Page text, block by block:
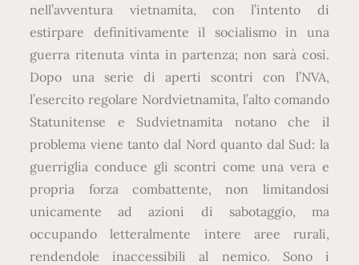
nell’avventura vietnamita, con l’intento di
estirpare definitivamente il socialismo in una
guerra ritenuta vinta in partenza; non sarà così.
Dopo una serie di aperti scontri con l’NVA,
l’esercito regolare Nordvietnamita, l’alto comando
Statunitense e Sudvietnamita notano che il
problema viene tanto dal Nord quanto dal Sud: la
guerriglia conduce gli scontri come una vera e
propria forza combattente, non limitandosi
unicamente ad azioni di sabotaggio, ma
occupando letteralmente intere aree rurali,
rendendole inaccessibili al nemico. Sono i